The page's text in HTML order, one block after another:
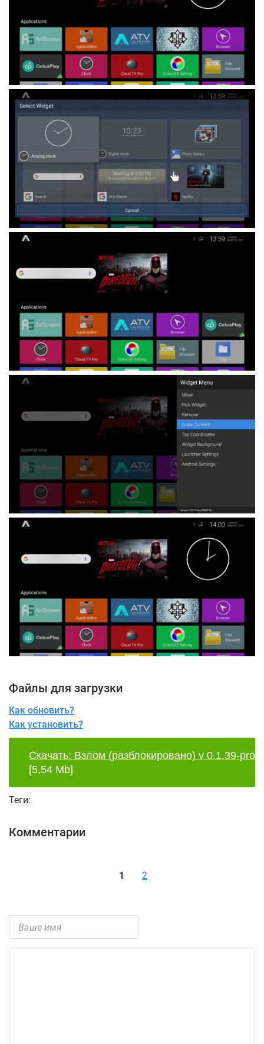
Файлы для загрузки
Как обновить?
Как установить?
Скачать: Взлом (разблокировано) v 0.1.39-pro
[5,54 Mb]
Теги:
Комментарии
1 2